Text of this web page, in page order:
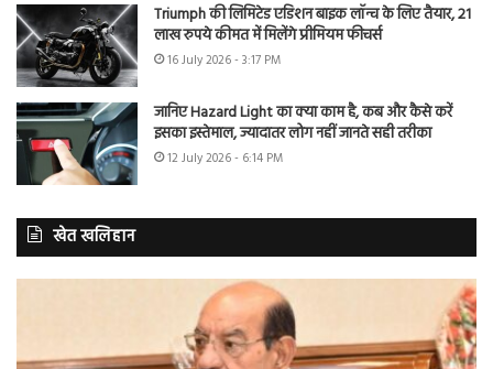
Triumph की लिमिटेड एडिशन बाइक लॉन्च के लिए तैयार, 21
लाख रुपये कीमत में मिलेंगे प्रीमियम फीचर्स
16 July 2026 - 3:17 PM
जानिए Hazard Light का क्या काम है, कब और कैसे करें
इसका इस्तेमाल, ज्यादातर लोग नहीं जानते सही तरीका
12 July 2026 - 6:14 PM
खेत खलिहान